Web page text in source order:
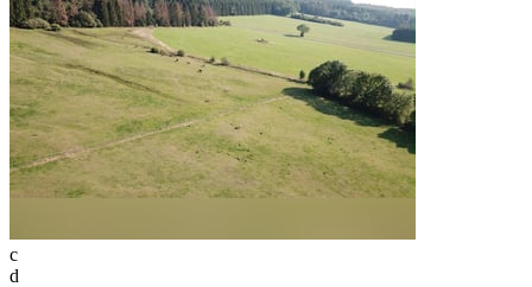
c
d